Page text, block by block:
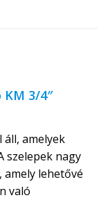
KM 3/4″
áll, amelyek
szelepek nagy
lehetővé
való